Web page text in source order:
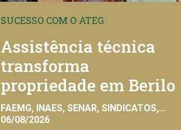
SUCESSO COM O ATEG
Assistência técnica
transforma
propriedade em Berilo
FAEMG, INAES, SENAR, SINDICATOS,
SISTEMA FAEMG
06/08/2026